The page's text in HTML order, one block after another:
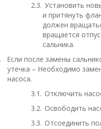
2.3. Установить
и притянуть
должен
вращается
сальника.
Если после замены
утечка – Необходимо
насоса.
3.1. Отключить
3.2. Освободить
3.3. Отсоединить